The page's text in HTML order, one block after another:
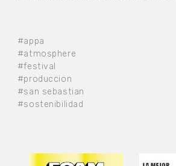
#appa
#atmosphere
#festival
#produccion
#san sebastian
#sostenibilidad